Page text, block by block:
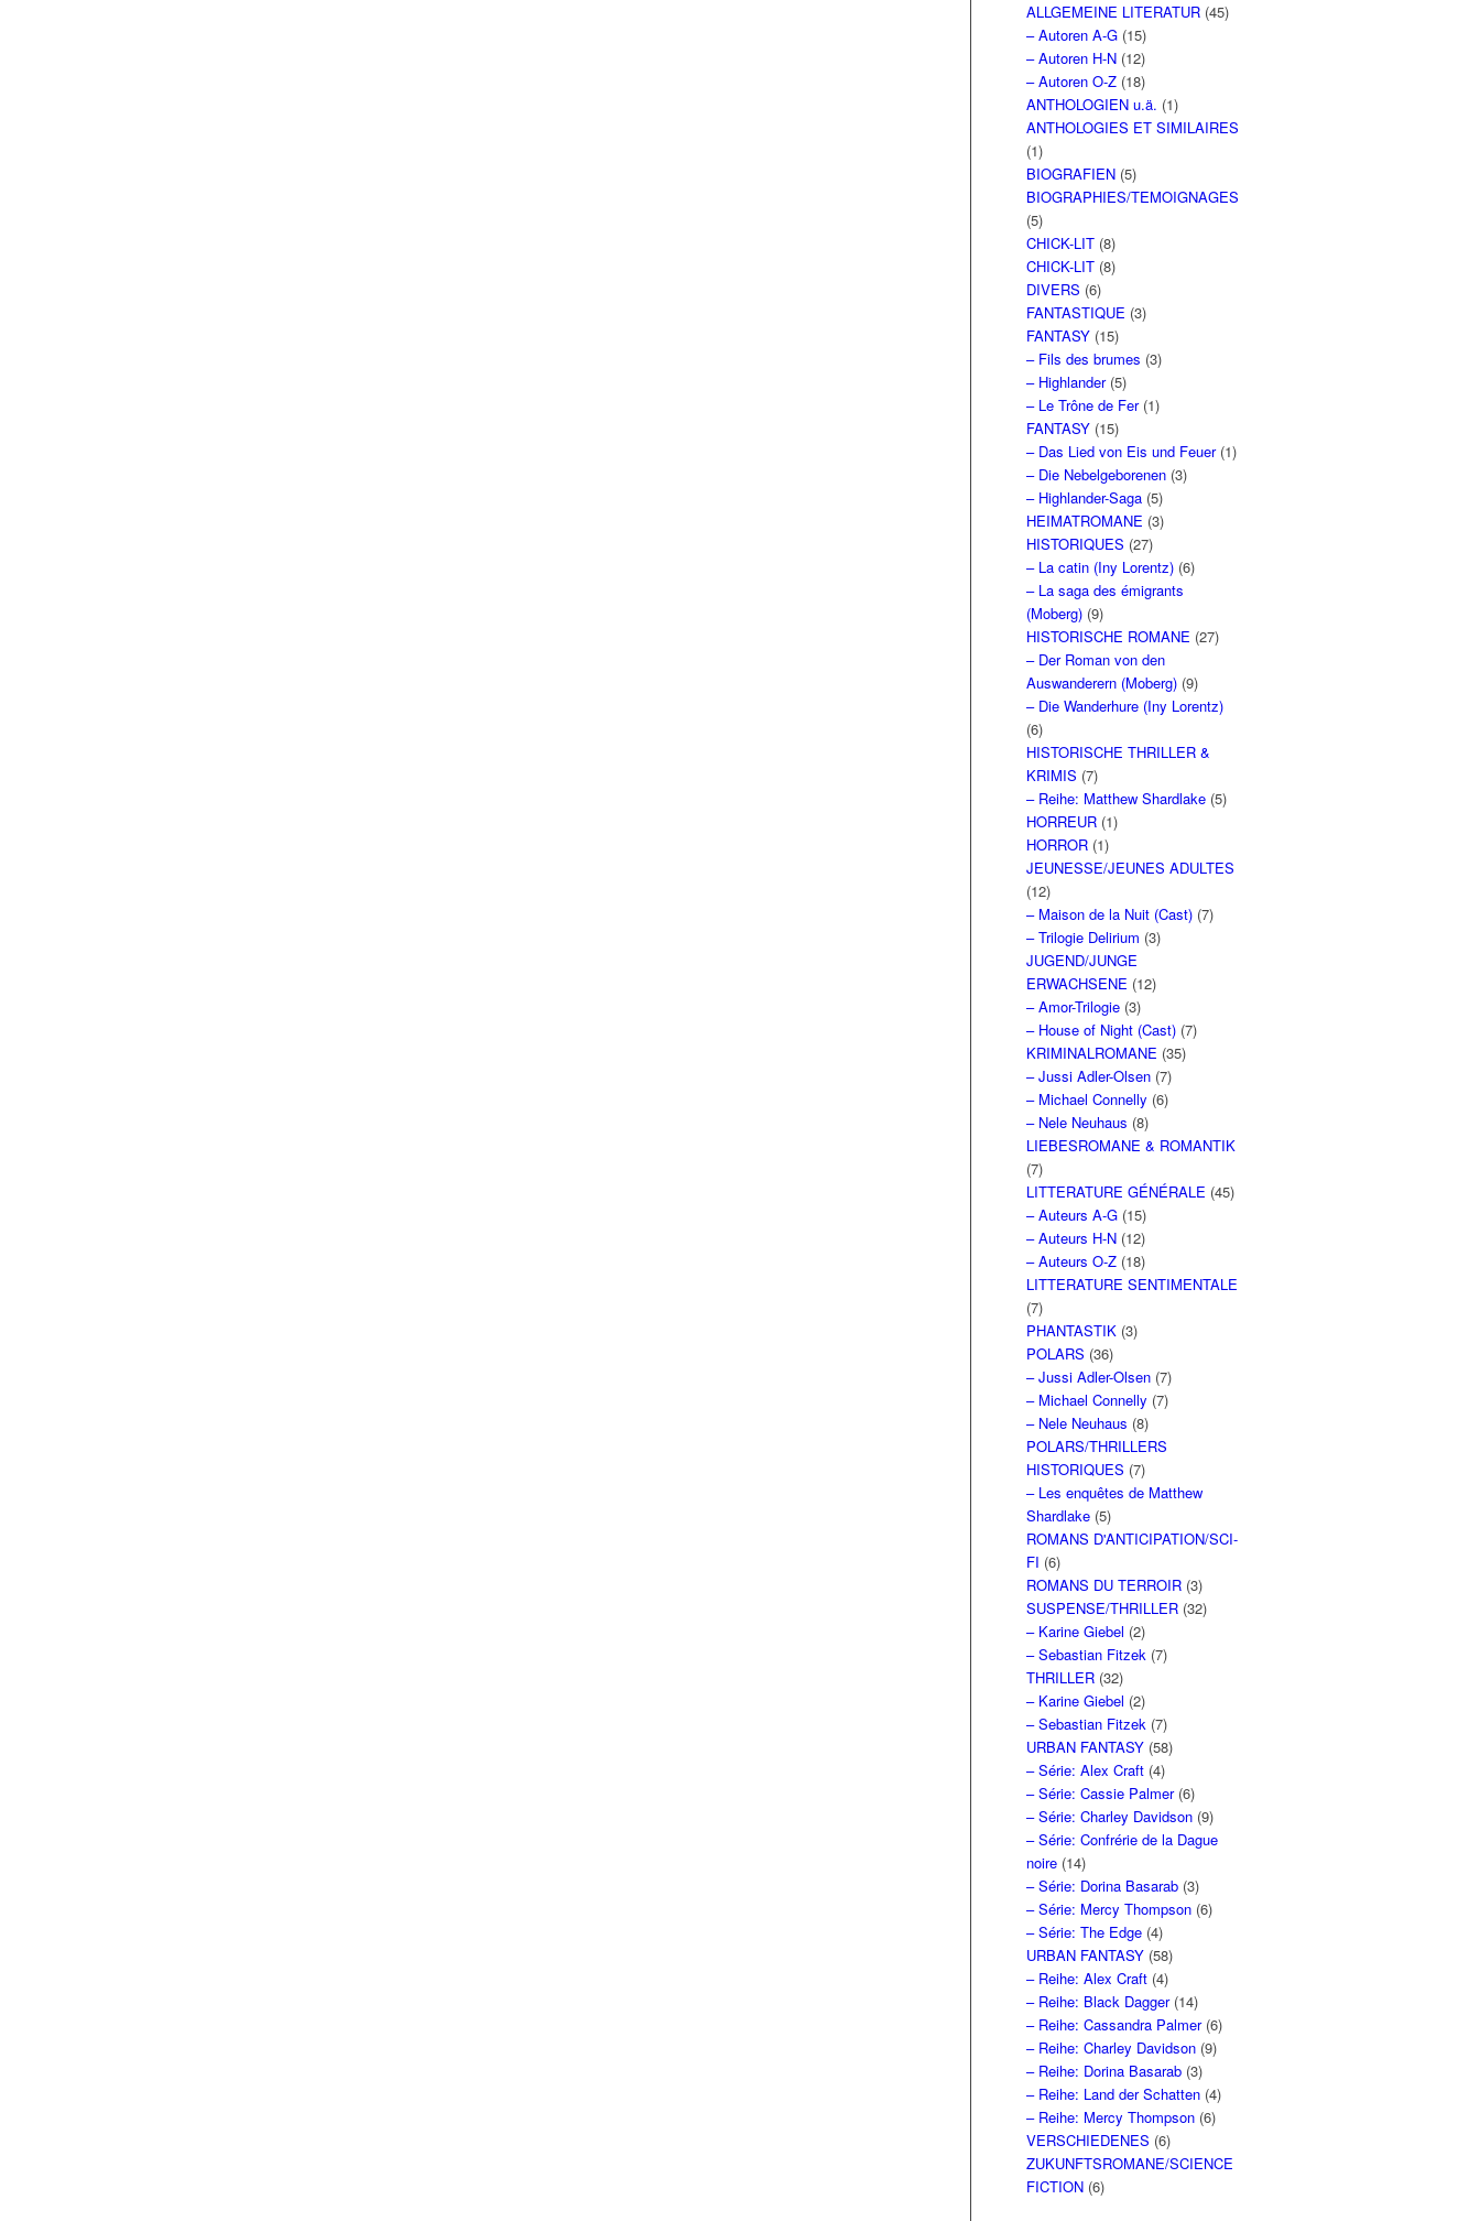
ALLGEMEINE LITERATUR (45)
– Autoren A-G (15)
– Autoren H-N (12)
– Autoren O-Z (18)
ANTHOLOGIEN u.ä. (1)
ANTHOLOGIES ET SIMILAIRES
(1)
BIOGRAFIEN (5)
BIOGRAPHIES/TEMOIGNAGES
(5)
CHICK-LIT (8)
CHICK-LIT (8)
DIVERS (6)
FANTASTIQUE (3)
FANTASY (15)
– Fils des brumes (3)
– Highlander(5)
– Le Trône de Fer(1)
FANTASY (15)
– Das Lied von Eis und Feuer(1)
– Die Nebelgeborenen (3)
– Highlander-Saga (5)
HEIMATROMANE (3)
HISTORIQUES (27)
– La catin (Iny Lorentz) (6)
– La saga des émigrants
(Moberg) (9)
HISTORISCHE ROMANE (27)
– Der Roman von den
Auswanderern (Moberg) (9)
– Die Wanderhure (Iny Lorentz)
(6)
HISTORISCHE THRILLER &
KRIMIS (7)
– Reihe: Matthew Shardlake (5)
HORREUR (1)
HORROR (1)
JEUNESSE/JEUNES ADULTES
(12)
– Maison de la Nuit (Cast) (7)
– Trilogie Delirium (3)
JUGEND/JUNGE
ERWACHSENE (12)
– Amor-Trilogie (3)
– House of Night (Cast) (7)
KRIMINALROMANE (35)
– Jussi Adler-Olsen (7)
– Michael Connelly (6)
– Nele Neuhaus (8)
LIEBESROMANE & ROMANTIK
(7)
LITTERATURE GÉNÉRALE (45)
– Auteurs A-G (15)
– Auteurs H-N (12)
– Auteurs O-Z (18)
LITTERATURE SENTIMENTALE
(7)
PHANTASTIK (3)
POLARS (36)
– Jussi Adler-Olsen (7)
– Michael Connelly (7)
– Nele Neuhaus (8)
POLARS/THRILLERS
HISTORIQUES (7)
– Les enquêtes de Matthew
Shardlake (5)
ROMANS D'ANTICIPATION/SCI-
FI (6)
ROMANS DU TERROIR (3)
SUSPENSE/THRILLER (32)
– Karine Giebel (2)
– Sebastian Fitzek (7)
THRILLER (32)
– Karine Giebel (2)
– Sebastian Fitzek (7)
URBAN FANTASY (58)
– Série: Alex Craft (4)
– Série: Cassie Palmer(6)
– Série: Charley Davidson (9)
– Série: Confrérie de la Dague
noire (14)
– Série: Dorina Basarab (3)
– Série: Mercy Thompson (6)
– Série: The Edge (4)
URBAN FANTASY (58)
– Reihe: Alex Craft (4)
– Reihe: Black Dagger(14)
– Reihe: Cassandra Palmer(6)
– Reihe: Charley Davidson (9)
– Reihe: Dorina Basarab (3)
– Reihe: Land der Schatten (4)
– Reihe: Mercy Thompson (6)
VERSCHIEDENES (6)
ZUKUNFTSROMANE/SCIENCE
FICTION (6)